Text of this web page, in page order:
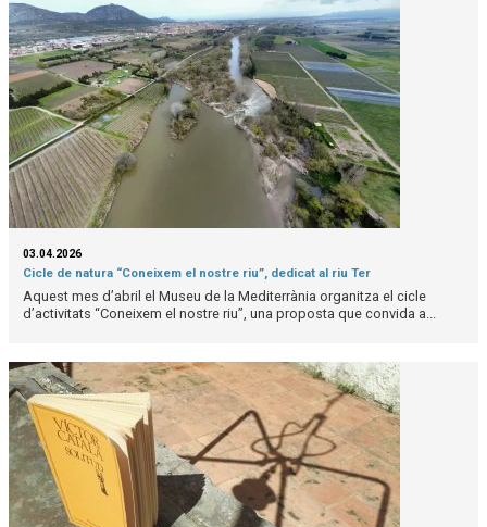
03.04.2026
Cicle de natura “Coneixem el nostre riu”, dedicat al riu Ter
Aquest mes d’abril el Museu de la Mediterrània organitza el cicle
d’activitats “Coneixem el nostre riu”, una proposta que convida a...